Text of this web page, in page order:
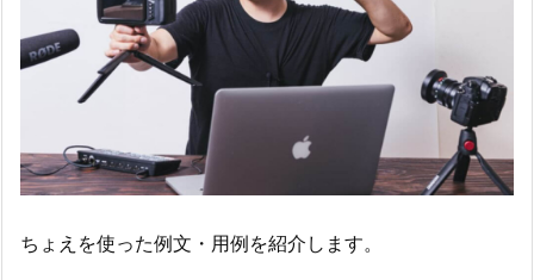
ちょえを使った例文・用例を紹介します。